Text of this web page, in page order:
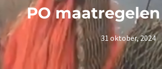
PO
31 oktober, 2024